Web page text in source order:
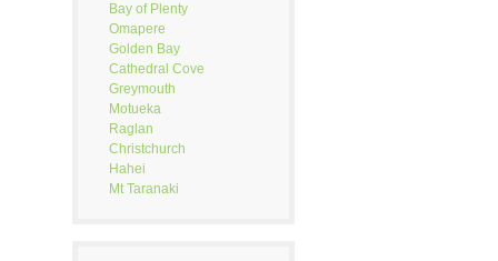
Bay of Plenty
Omapere
Golden Bay
Cathedral Cove
Greymouth
Motueka
Raglan
Christchurch
Hahei
Mt Taranaki